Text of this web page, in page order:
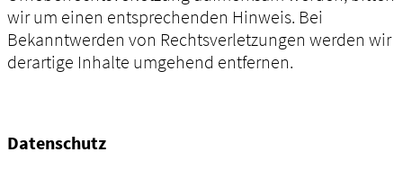
wir um einen entsprechenden Hinweis. Bei
Bekanntwerden von Rechtsverletzungen werden wir
derartige Inhalte umgehend entfernen.
Datenschutz